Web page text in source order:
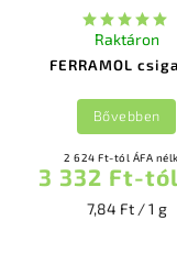
FERRAMOL
Raktáron
2 624 Ft-tól ÁFA
3 332 Ft-tól
7,84 Ft / 1 g
Bővebben